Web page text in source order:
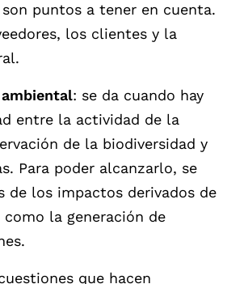
puntos a tener en cuenta.
los clientes y la
: se da cuando hay
entre la actividad de la
de la biodiversidad y
Para poder alcanzarlo, se
de los impactos derivados de
la generación de
que hacen